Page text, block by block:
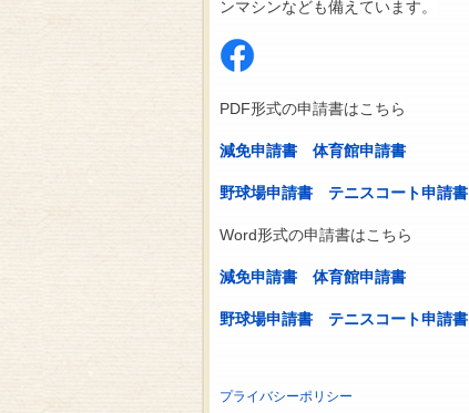
ンマシンなども備えています。
PDF形式の申請書はこちら
減免申請書 体育館申請書
野球場申請書 テニスコート申請書
Word形式の申請書はこちら
減免申請書 体育館申請書
野球場申請書 テニスコート申請書
プライバシーポリシー